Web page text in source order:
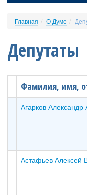
Главная О Думе
Депутаты
Фамилия, имя,
Агарков Александр
Астафьев Алексей